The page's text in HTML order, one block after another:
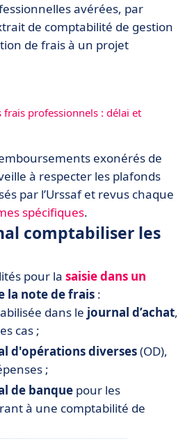
avérées, par
de comptabilité de gestion
de frais à un projet
frais professionnels : délai et
exonérés de
à respecter les plafonds
par l’Urssaf et revus chaque
spécifiques.
comptabiliser les
pour la saisie dans un
la note de frais :
dans le journal d’achat,
cas ;
d'opérations diverses(OD),
;
de banque pour les
à une comptabilité de